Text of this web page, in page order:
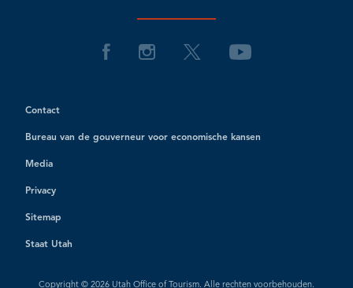
Contact
Bureau van de gouverneur voor economische kansen
Media
Privacy
Sitemap
Staat Utah
Copyright © 2026 Utah Office of Tourism. Alle rechten voorbehouden.